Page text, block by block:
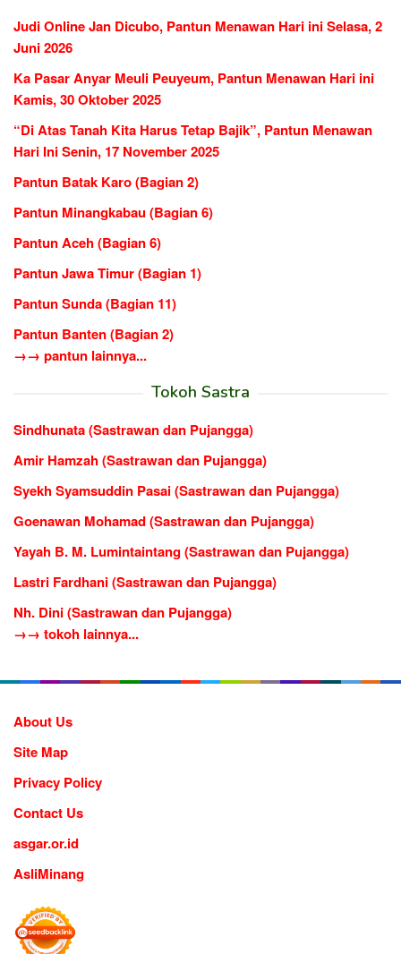
Judi Online Jan Dicubo, Pantun Menawan Hari ini Selasa, 2
Juni 2026
Ka Pasar Anyar Meuli Peuyeum, Pantun Menawan Hari ini
Kamis, 30 Oktober 2025
“Di Atas Tanah Kita Harus Tetap Bajik”, Pantun Menawan
Hari Ini Senin, 17 November 2025
Pantun Batak Karo (Bagian 2)
Pantun Minangkabau (Bagian 6)
Pantun Aceh (Bagian 6)
Pantun Jawa Timur (Bagian 1)
Pantun Sunda (Bagian 11)
Pantun Banten (Bagian 2)
→→ pantun lainnya...
Tokoh Sastra
Sindhunata (Sastrawan dan Pujangga)
Amir Hamzah (Sastrawan dan Pujangga)
Syekh Syamsuddin Pasai (Sastrawan dan Pujangga)
Goenawan Mohamad (Sastrawan dan Pujangga)
Yayah B. M. Lumintaintang (Sastrawan dan Pujangga)
Lastri Fardhani (Sastrawan dan Pujangga)
Nh. Dini (Sastrawan dan Pujangga)
→→ tokoh lainnya...
About Us
Site Map
Privacy Policy
Contact Us
asgar.or.id
AsliMinang